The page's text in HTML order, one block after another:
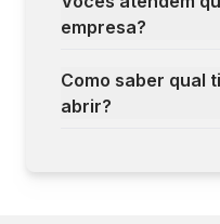
empresa?
Como saber qual
abrir?